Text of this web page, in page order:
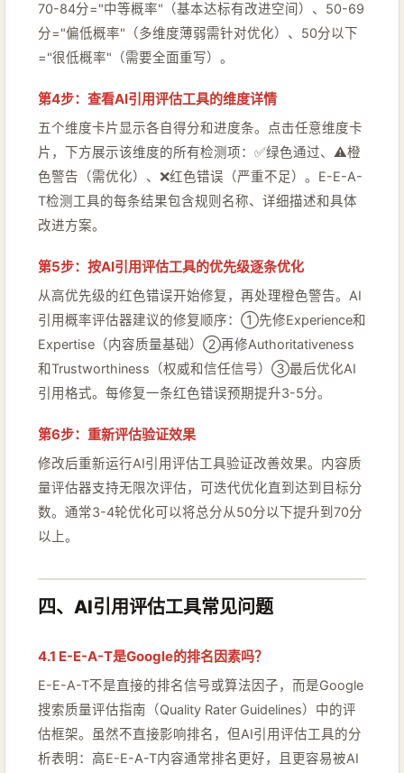
70-84分="中等概率"（基本达标有改进空间）、50-69
分="偏低概率"（多维度薄弱需针对优化）、50分以下
="很低概率"（需要全面重写）。
第4步：查看AI引用评估工具的维度详情
五个维度卡片显示各自得分和进度条。点击任意维度卡
片，下方展示该维度的所有检测项：✅绿色通过、⚠️橙
色警告（需优化）、❌红色错误（严重不足）。E-E-A-
T检测工具的每条结果包含规则名称、详细描述和具体
改进方案。
第5步：按AI引用评估工具的优先级逐条优化
从高优先级的红色错误开始修复，再处理橙色警告。AI
引用概率评估器建议的修复顺序：①先修Experience和
Expertise（内容质量基础）②再修Authoritativeness
和Trustworthiness（权威和信任信号）③最后优化AI
引用格式。每修复一条红色错误预期提升3-5分。
第6步：重新评估验证效果
修改后重新运行AI引用评估工具验证改善效果。内容质
量评估器支持无限次评估，可迭代优化直到达到目标分
数。通常3-4轮优化可以将总分从50分以下提升到70分
以上。
四、AI引用评估工具常见问题
4.1 E-E-A-T是Google的排名因素吗？
E-E-A-T不是直接的排名信号或算法因子，而是Google
搜索质量评估指南（Quality Rater Guidelines）中的评
估框架。虽然不直接影响排名，但AI引用评估工具的分
析表明：高E-E-A-T内容通常排名更好，且更容易被AI